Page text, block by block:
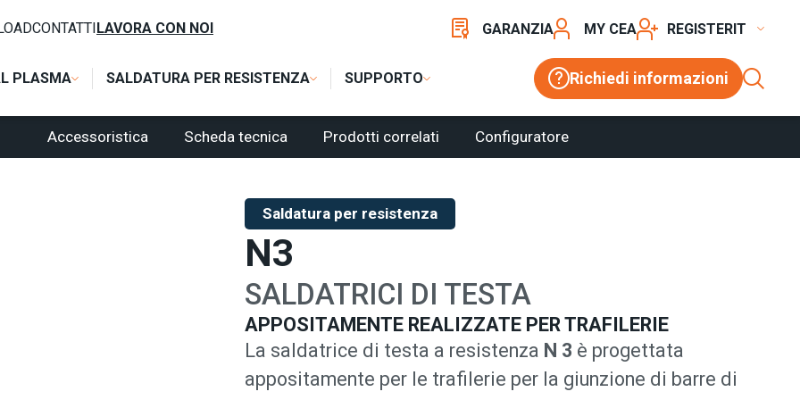
PLASMA SALDATURA PER RESISTENZA SUPPORTO Richiedi informazioni
CONTATTILAVORA CON NOI GARANZIA MY CEA REGISTER
Accessoristica Scheda tecnica Prodotti correlati Configuratore
Saldatura per resistenza
N3
SALDATRICI DI TESTA
APPOSITAMENTE REALIZZATE PER TRAFILERIE
La saldatrice di testa a resistenza N 3 è progettata
appositamente per le trafilerie per la giunzione di barre di